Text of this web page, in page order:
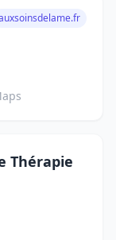
Thérapie